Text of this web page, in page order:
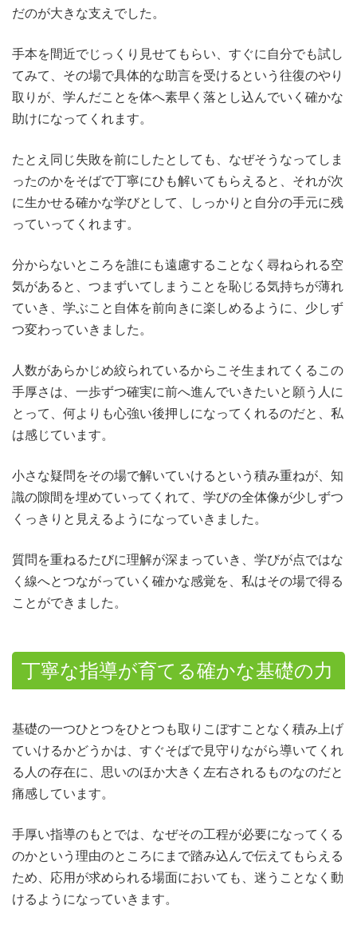
だのが大きな支えでした。
手本を間近でじっくり見せてもらい、すぐに自分でも試し
てみて、その場で具体的な助言を受けるという往復のやり
取りが、学んだことを体へ素早く落とし込んでいく確かな
助けになってくれます。
たとえ同じ失敗を前にしたとしても、なぜそうなってしま
ったのかをそばで丁寧にひも解いてもらえると、それが次
に生かせる確かな学びとして、しっかりと自分の手元に残
っていってくれます。
分からないところを誰にも遠慮することなく尋ねられる空
気があると、つまずいてしまうことを恥じる気持ちが薄れ
ていき、学ぶこと自体を前向きに楽しめるように、少しず
つ変わっていきました。
人数があらかじめ絞られているからこそ生まれてくるこの
手厚さは、一歩ずつ確実に前へ進んでいきたいと願う人に
とって、何よりも心強い後押しになってくれるのだと、私
は感じています。
小さな疑問をその場で解いていけるという積み重ねが、知
識の隙間を埋めていってくれて、学びの全体像が少しずつ
くっきりと見えるようになっていきました。
質問を重ねるたびに理解が深まっていき、学びが点ではな
く線へとつながっていく確かな感覚を、私はその場で得る
ことができました。
丁寧な指導が育てる確かな基礎の力
基礎の一つひとつをひとつも取りこぼすことなく積み上げ
ていけるかどうかは、すぐそばで見守りながら導いてくれ
る人の存在に、思いのほか大きく左右されるものなのだと
痛感しています。
手厚い指導のもとでは、なぜその工程が必要になってくる
のかという理由のところにまで踏み込んで伝えてもらえる
ため、応用が求められる場面においても、迷うことなく動
けるようになっていきます。